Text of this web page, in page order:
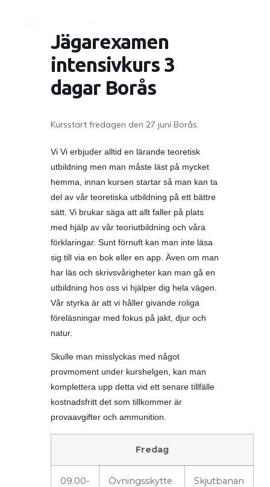
Jägarexamen
intensivkurs 3
dagar Borås
Kursstart fredagen den 27 juni Borås.
Vi Vi erbjuder alltid en lärande teoretisk
utbildning men man måste läst på mycket
hemma, innan kursen startar så man kan ta
del av vår teoretiska utbildning på ett bättre
sätt. Vi brukar säga att allt faller på plats
med hjälp av vår teoriutbildning och våra
förklaringar. Sunt förnuft kan man inte läsa
sig till via en bok eller en app. Även om man
har läs och skrivsvårigheter kan man gå en
utbildning hos oss vi hjälper dig hela vägen.
Vår styrka är att vi håller givande roliga
föreläsningar med fokus på jakt, djur och
natur.
Skulle man misslyckas med något
provmoment under kurshelgen, kan man
komplettera upp detta vid ett senare tillfälle
kostnadsfritt det som tillkommer är
provaavgifter och ammunition.
Fredag
09.00-
Övningsskytte Skjutbanan